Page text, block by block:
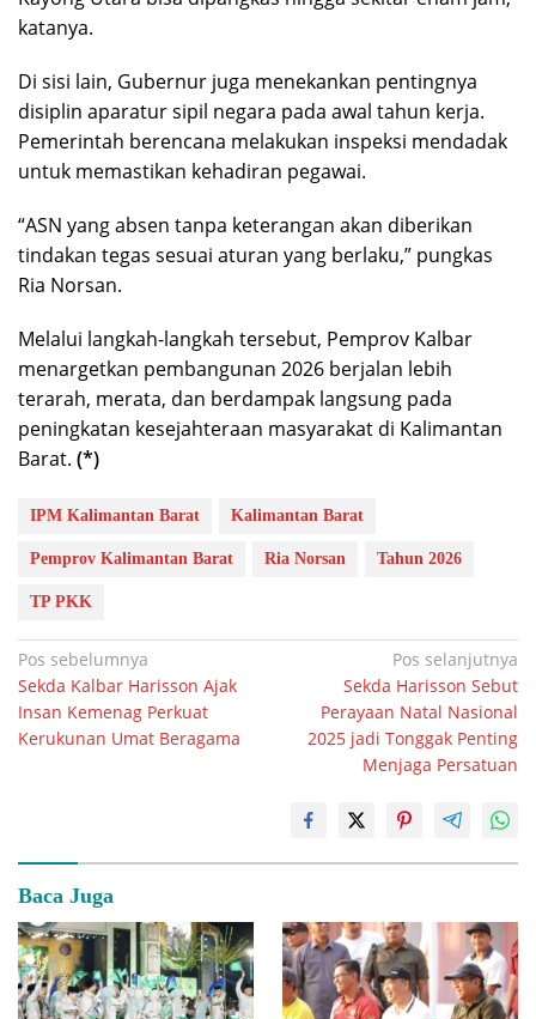
katanya.
Di sisi lain, Gubernur juga menekankan pentingnya
disiplin aparatur sipil negara pada awal tahun kerja.
Pemerintah berencana melakukan inspeksi mendadak
untuk memastikan kehadiran pegawai.
“ASN yang absen tanpa keterangan akan diberikan
tindakan tegas sesuai aturan yang berlaku,” pungkas
Ria Norsan.
Melalui langkah-langkah tersebut, Pemprov Kalbar
menargetkan pembangunan 2026 berjalan lebih
terarah, merata, dan berdampak langsung pada
peningkatan kesejahteraan masyarakat di Kalimantan
Barat. (*)
IPM Kalimantan Barat Kalimantan Barat
Pemprov Kalimantan Barat Ria Norsan Tahun 2026
TP PKK
Navigasi
pos
Pos sebelumnya
Sekda Kalbar Harisson Ajak
Insan Kemenag Perkuat
Kerukunan Umat Beragama
Pos selanjutnya
Sekda Harisson Sebut
Perayaan Natal Nasional
2025 jadi Tonggak Penting
Menjaga Persatuan
Baca Juga